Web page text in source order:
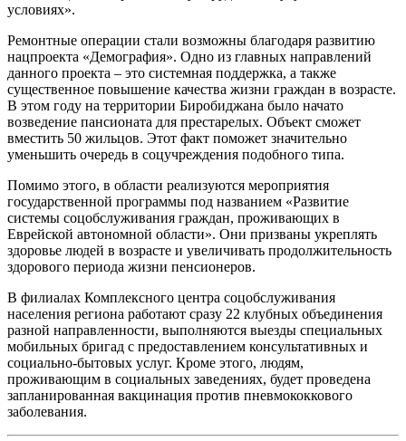
условиях».
Ремонтные операции стали возможны благодаря развитию
нацпроекта «Демография». Одно из главных направлений
данного проекта – это системная поддержка, а также
существенное повышение качества жизни граждан в возрасте.
В этом году на территории Биробиджана было начато
возведение пансионата для престарелых. Объект сможет
вместить 50 жильцов. Этот факт поможет значительно
уменьшить очередь в соцучреждения подобного типа.
Помимо этого, в области реализуются мероприятия
государственной программы под названием «Развитие
системы соцобслуживания граждан, проживающих в
Еврейской автономной области». Они призваны укреплять
здоровье людей в возрасте и увеличивать продолжительность
здорового периода жизни пенсионеров.
В филиалах Комплексного центра соцобслуживания
населения региона работают сразу 22 клубных объединения
разной направленности, выполняются выезды специальных
мобильных бригад с предоставлением консультативных и
социально-бытовых услуг. Кроме этого, людям,
проживающим в социальных заведениях, будет проведена
запланированная вакцинация против пневмококкового
заболевания.